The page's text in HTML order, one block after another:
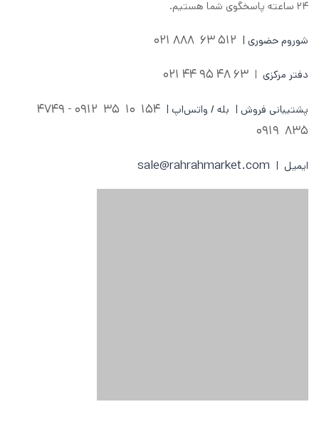
۲۴ ساعته پاسخگوی شما هستیم.
شوروم حضوری | 512 63 888 021
دفتر مرکزی |
63 48 95 44 021
پشتیبانی فروش | بله / واتس‌اپ | 154 10 35
835 0919
ایمیل | sale@rahrahmarket.com